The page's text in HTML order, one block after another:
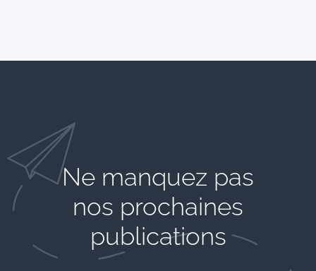
Ne manquez pas
nos prochaines
publications